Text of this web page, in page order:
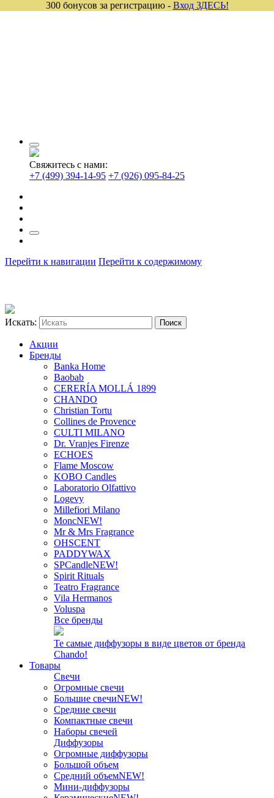
Свяжитесь с нами:
+7 (499) 394-14-95 +7 (926) 095-84-25
Перейти к навигации Перейти к содержимому
Искать:
Акции
Бренды
Banka Home
Baobab
CERERÍA MOLLÁ 1899
CHANDO
Christian Tortu
Collines de Provence
CULTI MILANO
Dr. Vranjes Firenze
ECHOES
Flame Moscow
KOBO Candles
Laboratorio Olfattivo
Logevy
Millefiori Milano
MoncNEW!
Mr & Mrs Fragrance
OHSCENT
PADDYWAX
SPCandleNEW!
Spirit Rituals
Teatro Fragrance
Vila Hermanos
Voluspa
Все бренды
Те самые диффузоры в виде цветов от бренда
Chando!
Товары
Свечи
Огромные свечи
Большие свечиNEW!
Средние свечи
Компактные свечи
Наборы свечей
Диффузоры
Огромные диффузоры
Большой объем
Средний объемNEW!
Мини-диффузоры
300 бонусов за регистрацию - Вход ЗДЕСЬ!